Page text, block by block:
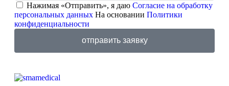
Нажимая «Отправить», я даю Согласие на обработку
персональных данных На основании Политики
конфиденциальности
отправить заявку